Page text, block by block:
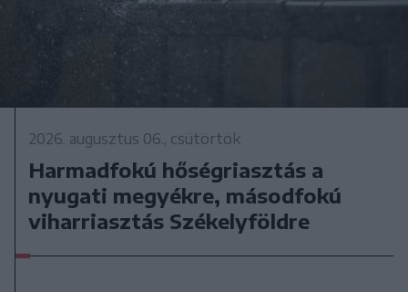
2026. augusztus 06., csütörtök
Harmadfokú hőségriasztás a
nyugati megyékre, másodfokú
viharriasztás Székelyföldre